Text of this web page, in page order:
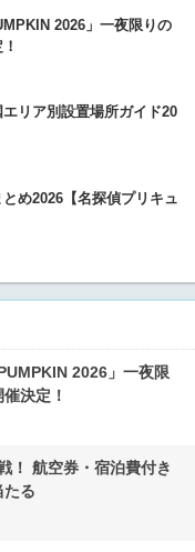
2026」一夜限りの
リア別設置場所ガイド20
め2026【名探偵プリキュ
2026」一夜限
決定！
！ 航空券・宿泊費付き
たる